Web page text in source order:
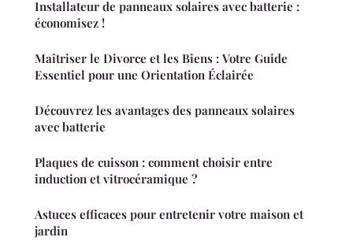
Installateur de panneaux solaires avec batterie :
économisez !
Maîtriser le Divorce et les Biens : Votre Guide
Essentiel pour une Orientation Éclairée
Découvrez les avantages des panneaux solaires
avec batterie
Plaques de cuisson : comment choisir entre
induction et vitrocéramique ?
Astuces efficaces pour entretenir votre maison et
jardin